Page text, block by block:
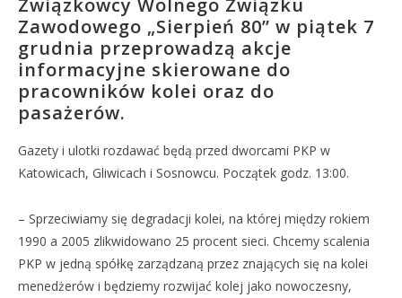
Związkowcy Wolnego Związku
Zawodowego „Sierpień 80” w piątek 7
grudnia przeprowadzą akcje
informacyjne skierowane do
pracowników kolei oraz do
pasażerów.
Gazety i ulotki rozdawać będą przed dworcami PKP w
Katowicach, Gliwicach i Sosnowcu. Początek godz. 13:00.
– Sprzeciwiamy się degradacji kolei, na której między rokiem
1990 a 2005 zlikwidowano 25 procent sieci. Chcemy scalenia
PKP w jedną spółkę zarządzaną przez znających się na kolei
menedżerów i będziemy rozwijać kolej jako nowoczesny,